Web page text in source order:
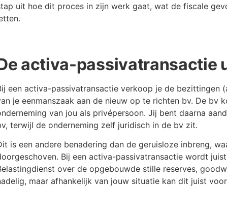
uit hoe dit proces in zijn werk gaat, wat de fiscale
activa-passivatransactie
een activa-passivatransactie verkoop je de bezittingen
je eenmanszaak aan de nieuw op te richten bv. De bv
van jou als privépersoon. Jij bent daarna
terwijl de onderneming zelf juridisch in de bv zit.
is een andere benadering dan de geruisloze inbreng,
Bij een activa-passivatransactie wordt
over de opgebouwde stille reserves,
maar afhankelijk van jouw situatie kan dit juist